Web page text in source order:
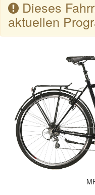
Dieses
aktuellen